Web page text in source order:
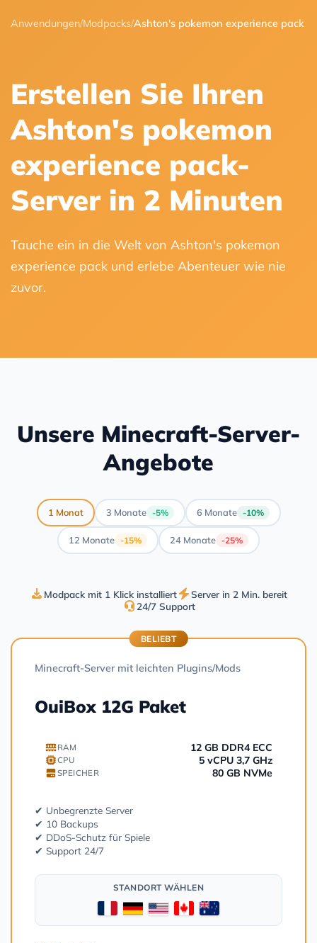
Anwendungen/Modpacks/Ashton's pokemon experience pack
Erstellen Sie Ihren
Ashton's pokemon
experience pack-
Server in 2 Minuten
Tauche ein in die Welt von Ashton's pokemon
experience pack und erlebe Abenteuer wie nie
zuvor.
Unsere Minecraft-Server-
Angebote
1 Monat 3 Monate -5% 6 Monate -10%
12 Monate -15% 24 Monate -25%
Modpack mit 1 Klick installiert
Server in 2 Min. bereit
24/7 Support
BELIEBT
Minecraft-Server mit leichten Plugins/Mods
OuiBox 12G Paket
RAM 12 GB DDR4 ECC
CPU 5 vCPU 3,7 GHz
SPEICHER 80 GB NVMe
✔ Unbegrenzte Server
✔ 10 Backups
✔ DDoS-Schutz für Spiele
✔ Support 24/7
STANDORT WÄHLEN